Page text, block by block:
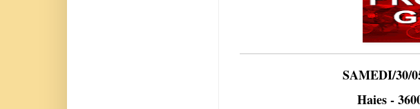
SAMEDI/30/
Haies -